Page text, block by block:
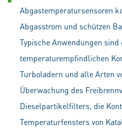
Abgastemperatursensoren
Abgasstrom und schützen
Typische Anwendungen sind
temperaturempfindlichen
Turboladern und alle Arten
Überwachung des
Dieselpartikelfilters, die
Temperaturfensters von